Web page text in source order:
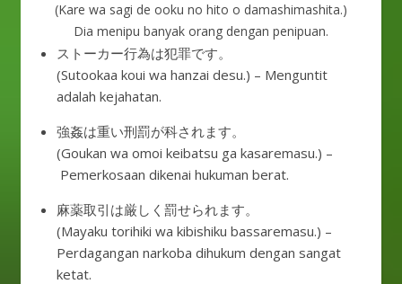
(Kare wa sagi de ooku no hito o damashimashita.)
Dia menipu banyak orang dengan penipuan.
ストーカー行為は犯罪です。
(Sutookaa koui wa hanzai desu.) – Menguntit
adalah kejahatan.
強姦は重い刑罰が科されます。
(Goukan wa omoi keibatsu ga kasaremasu.) –
Pemerkosaan dikenai hukuman berat.
麻薬取引は厳しく罰せられます。
(Mayaku torihiki wa kibishiku bassaremasu.) –
Perdagangan narkoba dihukum dengan sangat
ketat.